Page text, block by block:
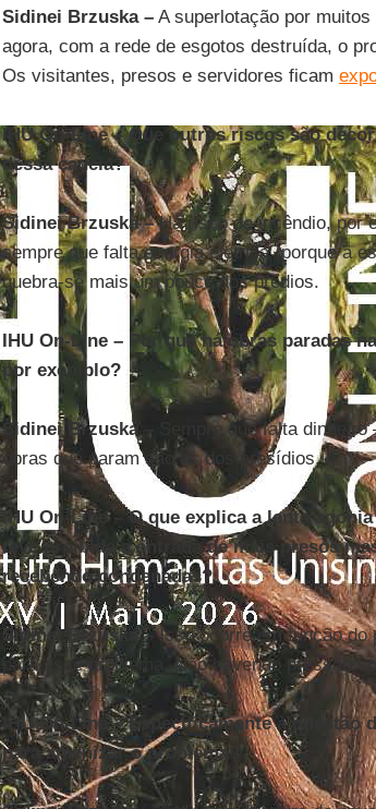
Sidinei Brzuska –A superlotação por
agora, com a rede de esgotos destruída, o
Os visitantes, presos e servidores ficam
IHU On-Line – Que outros riscos são
dessa cadeia?
Sidinei Brzuska –Há risco de incêndio, por
sempre que falta energia elétrica (porque a
quebra-se mais um pouco dos prédios.
IHU On-Line – Por que há obras paradas
por exemplo?
Sidinei Brzuska –
Sempre que falta
obras que param são as dos presídios.
IHU On-Line – O que explica a lenta
teve proibida a entrada de mais presos
recebendo condenadas?
Sidinei Brzuska –Isso ocorre em função do
para esse problema. Não havendo pressão
IHU On-Line – Especificamente à questão
para amenizar o problema?